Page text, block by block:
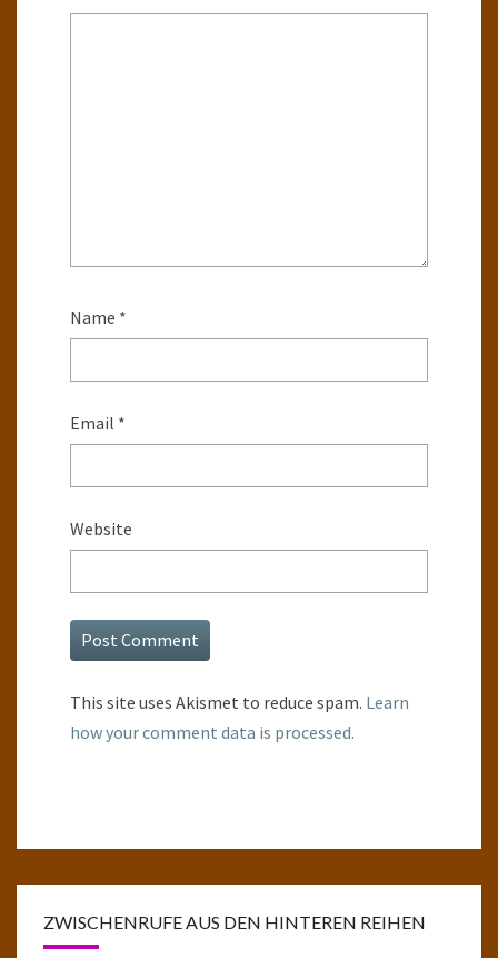
Name *
Email *
Website
This site uses Akismet to reduce spam. Learn
how your comment data is processed.
ZWISCHENRUFE AUS DEN HINTEREN REIHEN